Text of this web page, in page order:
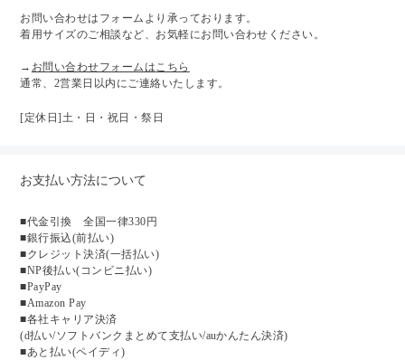
お問い合わせはフォームより承っております。
着用サイズのご相談など、お気軽にお問い合わせください。
→ お問い合わせフォームはこちら
通常、2営業日以内にご連絡いたします。
[定休日]土・日・祝日・祭日
お支払い方法について
■代金引換 全国一律330円
■銀行振込(前払い)
■クレジット決済(一括払い)
■NP後払い(コンビニ払い)
■PayPay
■Amazon Pay
■各社キャリア決済
(d払い/ソフトバンクまとめて支払い/auかんたん決済)
■あと払い(ペイディ)